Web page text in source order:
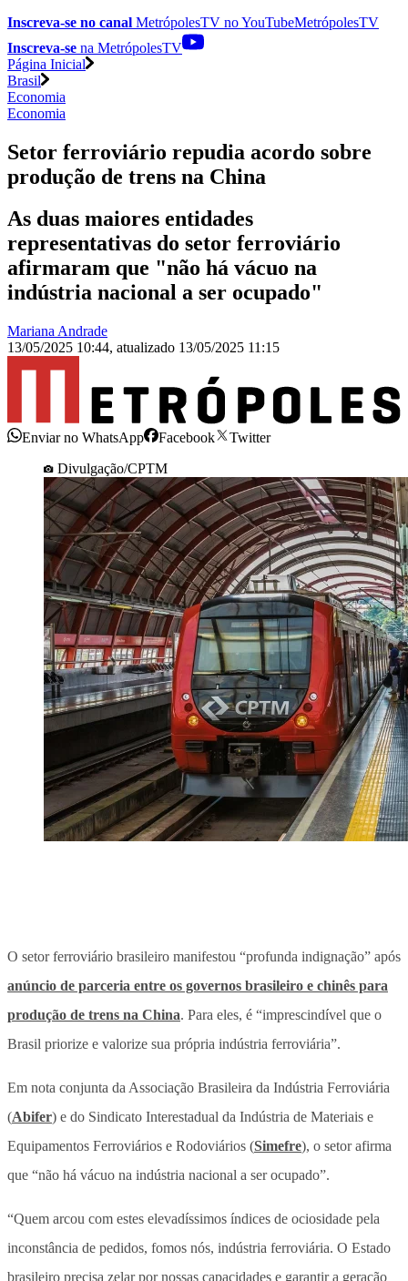
Inscreva-se no canal MetrópolesTV noYouTubeMetrópolesTV
Inscreva-se na MetrópolesTV
Página Inicial
Brasil
Economia
Economia
Setor ferroviário repudia acordo sobre
produção de trens na China
As duas maiores entidades
representativas do setor ferroviário
afirmaram que "não há vácuo na
indústria nacional a ser ocupado"
Mariana Andrade
13/05/2025 10:44, atualizado 13/05/2025 11:15
Enviar no WhatsApp Facebook
Twitter
Divulgação/CPTM
O setor ferroviário brasileiro manifestou “profunda indignação” após
anúncio de parceria entre os governos brasileiro e chinês para
produção de trens na China. Para eles, é “imprescindível que o
Brasil priorize e valorize sua própria indústria ferroviária”.
Em nota conjunta da Associação Brasileira da Indústria Ferroviária
(Abifer) e do Sindicato Interestadual da Indústria de Materiais e
Equipamentos Ferroviários e Rodoviários (Simefre), o setor afirma
que “não há vácuo na indústria nacional a ser ocupado”.
“Quem arcou com estes elevadíssimos índices de ociosidade pela
inconstância de pedidos, fomos nós, indústria ferroviária. O Estado
brasileiro precisa zelar por nossas capacidades e garantir a geração